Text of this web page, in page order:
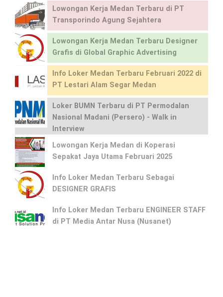
Lowongan Kerja Medan Terbaru di PT
Transporindo Agung Sejahtera
Lowongan Kerja Medan Terbaru Designer
Grafis di Global Graphic Advertising
Info Loker Medan Terbaru Februari 2022 di
PT Lestari Alam Segar Medan
Loker BUMN Terbaru di PT Permodalan
Nasional Madani (Persero) - Walk in
Interview
Lowongan Kerja Medan di Koperasi
Sepakat Jaya Utama Februari 2025
Info Loker Medan Terbaru Sebagai
DESIGNER GRAFIS
Info Loker Medan Terbaru ENGINEER STAFF
di PT Media Antar Nusa (Nusanet)